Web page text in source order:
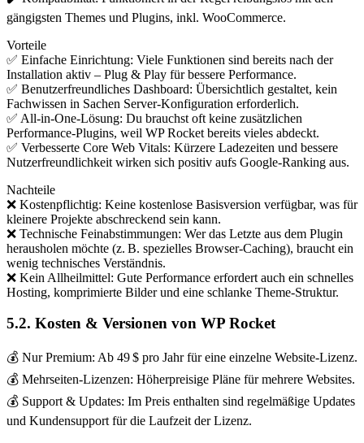
gängigsten Themes und Plugins, inkl. WooCommerce.
Vorteile
✅ Einfache Einrichtung: Viele Funktionen sind bereits nach der
Installation aktiv – Plug & Play für bessere Performance.
✅ Benutzerfreundliches Dashboard: Übersichtlich gestaltet, kein
Fachwissen in Sachen Server-Konfiguration erforderlich.
✅ All-in-One-Lösung: Du brauchst oft keine zusätzlichen
Performance-Plugins, weil WP Rocket bereits vieles abdeckt.
✅ Verbesserte Core Web Vitals: Kürzere Ladezeiten und bessere
Nutzerfreundlichkeit wirken sich positiv aufs Google-Ranking aus.
Nachteile
❌ Kostenpflichtig: Keine kostenlose Basisversion verfügbar, was für
kleinere Projekte abschreckend sein kann.
❌ Technische Feinabstimmungen: Wer das Letzte aus dem Plugin
herausholen möchte (z. B. spezielles Browser-Caching), braucht ein
wenig technisches Verständnis.
❌ Kein Allheilmittel: Gute Performance erfordert auch ein schnelles
Hosting, komprimierte Bilder und eine schlanke Theme-Struktur.
5.2. Kosten & Versionen von WP Rocket
💰 Nur Premium: Ab 49 $ pro Jahr für eine einzelne Website-Lizenz.
💰 Mehrseiten-Lizenzen: Höherpreisige Pläne für mehrere Websites.
💰 Support & Updates: Im Preis enthalten sind regelmäßige Updates
und Kundensupport für die Laufzeit der Lizenz.